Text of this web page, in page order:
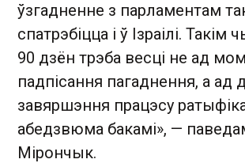
ўзгадненне з парламентам
спатрэбіцца і ў Ізраілі. Такім
90 дзён трэба весці не ад
падпісання пагаднення, а ад
завяршэння працэсу
абедзвюма бакамі», —
Мірончык.